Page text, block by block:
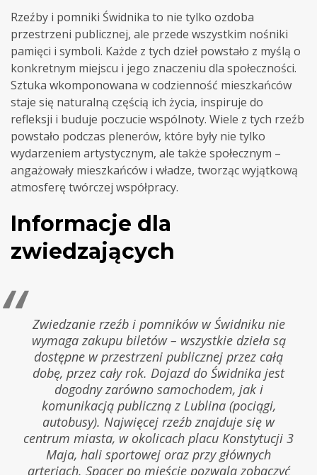
Rzeźby i pomniki Świdnika to nie tylko ozdoba
przestrzeni publicznej, ale przede wszystkim nośniki
pamięci i symboli. Każde z tych dzieł powstało z myślą o
konkretnym miejscu i jego znaczeniu dla społeczności.
Sztuka wkomponowana w codzienność mieszkańców
staje się naturalną częścią ich życia, inspiruje do
refleksji i buduje poczucie wspólnoty. Wiele z tych rzeźb
powstało podczas plenerów, które były nie tylko
wydarzeniem artystycznym, ale także społecznym –
angażowały mieszkańców i władze, tworząc wyjątkową
atmosferę twórczej współpracy.
Informacje dla
zwiedzających
Zwiedzanie rzeźb i pomników w Świdniku nie
wymaga zakupu biletów – wszystkie dzieła są
dostępne w przestrzeni publicznej przez całą
dobę, przez cały rok. Dojazd do Świdnika jest
dogodny zarówno samochodem, jak i
komunikacją publiczną z Lublina (pociągi,
autobusy). Najwięcej rzeźb znajduje się w
centrum miasta, w okolicach placu Konstytucji 3
Maja, hali sportowej oraz przy głównych
arteriach. Spacer po mieście pozwala zobaczyć